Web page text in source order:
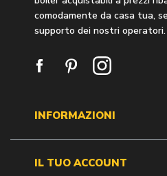
comodamente da casa tua,
supporto dei nostri operatori.
INFORMAZIONI
IL TUO ACCOUNT